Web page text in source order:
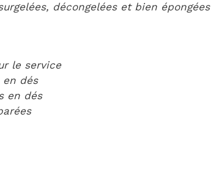
décongelées et bien épongées
le service
en dés
en dés